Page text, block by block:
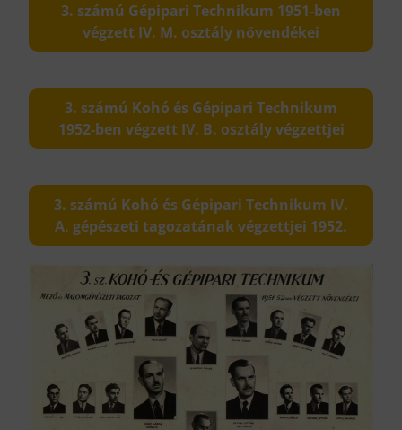
3. számú Gépipari Technikum 1951-ben
végzett IV. M. osztály növendékei
3. számú Kohó és Gépipari Technikum
1952-ben végzett IV. B. osztály végzettjei
3. számú Kohó és Gépipari Technikum IV.
A. gépészeti tagozatának végzettjei 1952.